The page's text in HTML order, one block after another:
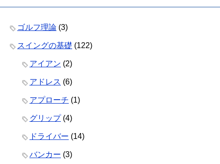
ゴルフ理論 (3)
スイングの基礎 (122)
アイアン (2)
アドレス (6)
アプローチ (1)
グリップ(4)
ドライバー (14)
バンカー (3)